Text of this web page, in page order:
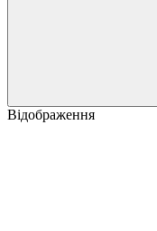
Відображення